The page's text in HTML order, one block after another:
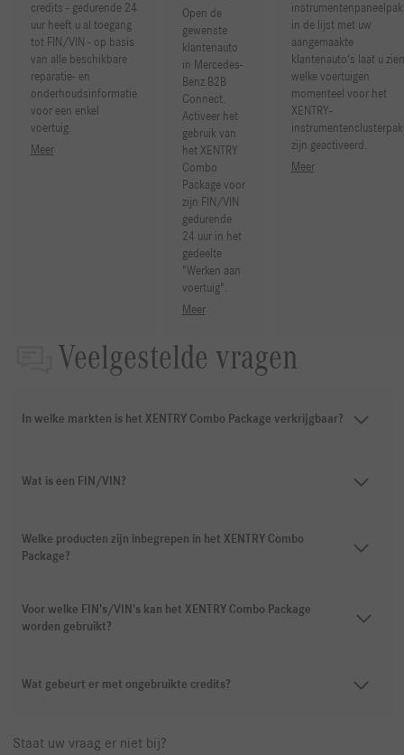
credits - gedurende 24
uur heeft u al toegang
tot FIN/VIN - op basis
van alle beschikbare
reparatie- en
onderhoudsinformatie
voor een enkel
voertuig.
Meer
Open de
gewenste
klantenauto
in Mercedes-
Benz B2B
Connect.
Activeer het
gebruik van
het XENTRY
Combo
Package voor
zijn FIN/VIN
gedurende
24 uur in het
gedeelte
"Werken aan
voertuig".
Meer
in de lijst met uw
aangemaakte
klantenauto's laat u zien
welke voertuigen
momenteel voor het
XENTRY-
zijn geactiveerd.
Meer
Veelgestelde vragen
In welke markten is het XENTRY Combo Package verkrijgbaar?
Wat is een FIN/VIN?
Welke producten zijn inbegrepen in het XENTRY Combo
Package?
Voor welke FIN's/VIN's kan het XENTRY Combo Package
worden gebruikt?
Wat gebeurt er met ongebruikte credits?
Staat uw vraag er niet bij?